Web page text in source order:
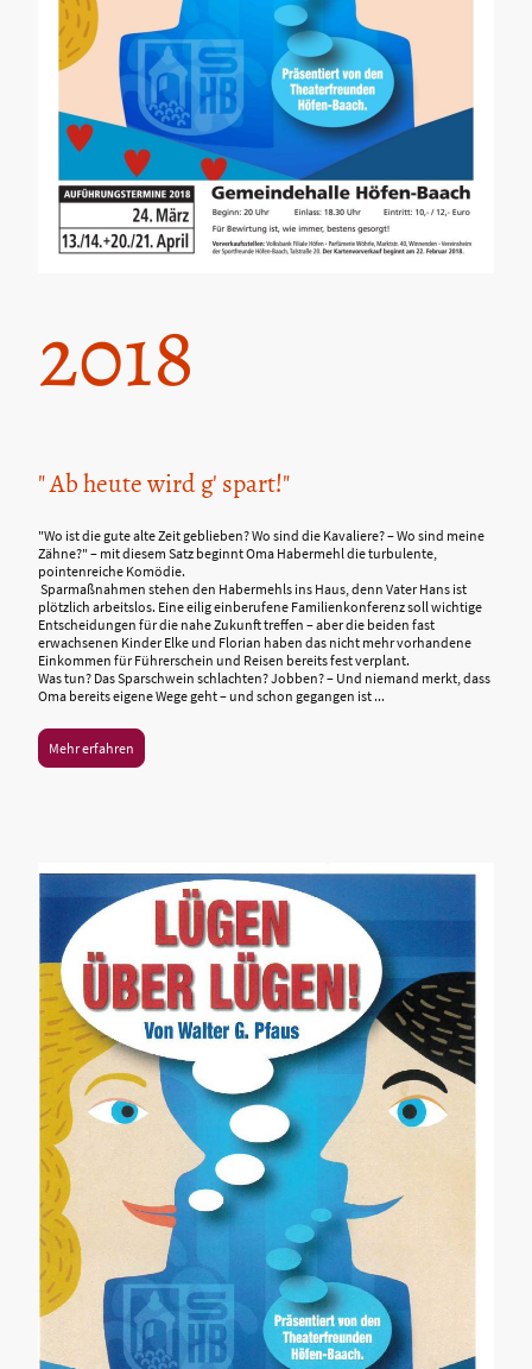
2018
" Ab heute wird g' spart!"
"Wo ist die gute alte Zeit geblieben? Wo sind die Kavaliere? – Wo sind meine
Zähne?" – mit diesem Satz beginnt Oma Habermehl die turbulente,
pointenreiche Komödie.
Sparmaßnahmen stehen den Habermehls ins Haus, denn Vater Hans ist
plötzlich arbeitslos. Eine eilig einberufene Familienkonferenz soll wichtige
Entscheidungen für die nahe Zukunft treffen – aber die beiden fast
erwachsenen Kinder Elke und Florian haben das nicht mehr vorhandene
Einkommen für Führerschein und Reisen bereits fest verplant.
Was tun? Das Sparschwein schlachten? Jobben? – Und niemand merkt, dass
Oma bereits eigene Wege geht – und schon gegangen ist ...
Mehr erfahren